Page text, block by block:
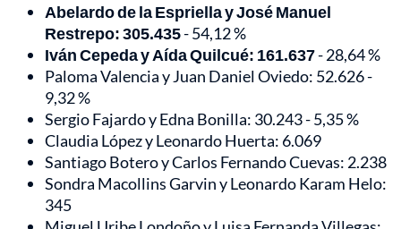
Abelardo de la Espriella y José Manuel
Restrepo: 305.435- 54,12 %
Iván Cepeda y Aída Quilcué: 161.637- 28,64 %
Paloma Valencia y Juan Daniel Oviedo: 52.626 -
9,32 %
Sergio Fajardo y Edna Bonilla: 30.243 - 5,35 %
Claudia López y Leonardo Huerta: 6.069
Santiago Botero y Carlos Fernando Cuevas: 2.238
Sondra Macollins Garvin y Leonardo Karam Helo:
345